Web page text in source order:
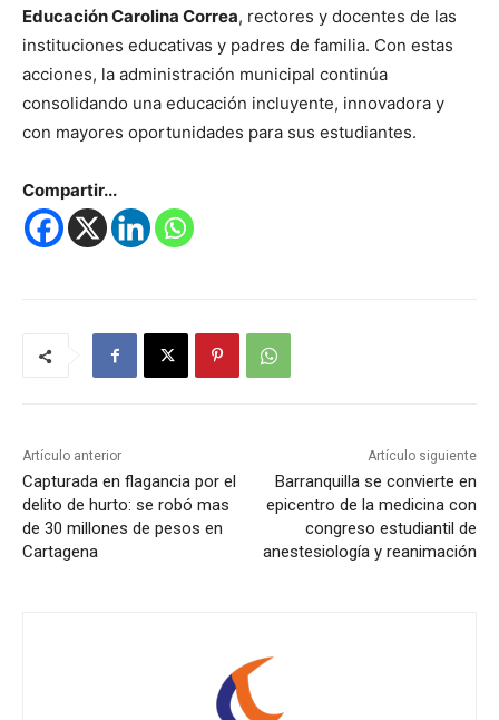
Educación Carolina Correa, rectores y docentes de las
instituciones educativas y padres de familia. Con estas
acciones, la administración municipal continúa
consolidando una educación incluyente, innovadora y
con mayores oportunidades para sus estudiantes.
Compartir...
Artículo anterior
Capturada en flagancia por el
delito de hurto: se robó mas
de 30 millones de pesos en
Cartagena
Artículo siguiente
Barranquilla se convierte en
epicentro de la medicina con
congreso estudiantil de
anestesiología y reanimación